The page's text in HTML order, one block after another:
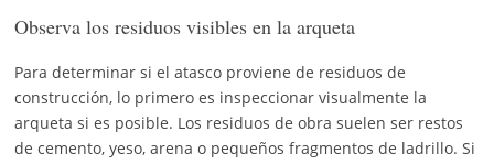
Observa los residuos visibles en la arqueta
Para determinar si el atasco proviene de residuos de
construcción, lo primero es inspeccionar visualmente la
arqueta si es posible. Los residuos de obra suelen ser restos
de cemento, yeso, arena o pequeños fragmentos de ladrillo. Si